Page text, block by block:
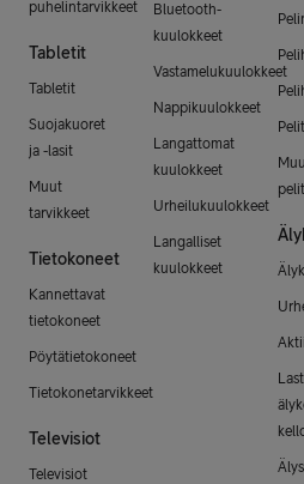
puhelintarvikkeet
Tabletit
Tabletit
Suojakuoret
ja -lasit
Muut
tarvikkeet
Tietokoneet
Kannettavat
tietokoneet
Pöytätietokoneet
Tietokonetarvikkeet
Televisiot
Televisiot
Bluetooth-
kuulokkeet
Vastamelukuulokkeet
Nappikuulokkeet
Langattomat
kuulokkeet
Urheilukuulokkeet
Langalliset
kuulokkeet